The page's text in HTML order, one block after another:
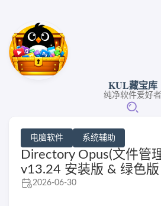
KUL藏宝库
纯净软件爱好者
电脑软件 系统辅助
Directory Opus(文件管
v13.24 安装版 & 绿色版
2026-06-30